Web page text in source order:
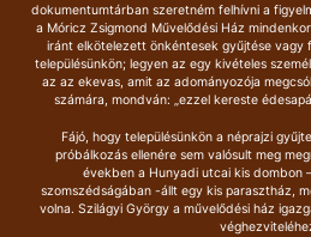
dokumentumtárban szeretném felhívni a
a Móricz Zsigmond Művelődési Ház
iránt elkötelezett önkéntesek gyűjtése vagy
településünkön; legyen az egy kivételes
az az ekevas, amit az adományozója
számára, mondván: „ezzel kereste
Fájó, hogy településünkön a néprajzi
próbálkozás ellenére sem valósult meg
években a Hunyadi utcai kis dombon
szomszédságában -állt egy kis parasztház,
volna. Szilágyi György a művelődési ház